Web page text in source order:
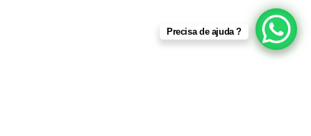
Precisa de ajuda ?